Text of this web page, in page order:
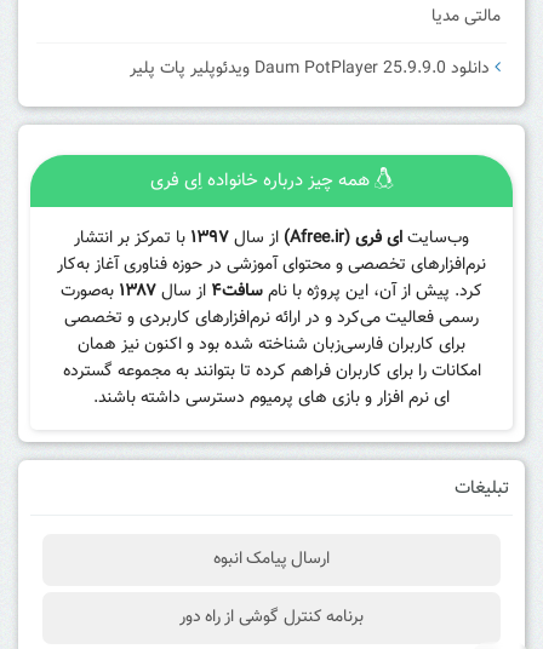
مالتی مدیا
دانلود Daum PotPlayer 25.9.9.0 ویدئوپلیر پات پلیر
همه چیز درباره خانواده اِی فری
وب‌سایتای فری (Afree.ir) از سال۱۳۹۷ با تمرکز بر انتشار
نرم‌افزارهای تخصصی و محتوای آموزشی در حوزه فناوری آغاز به‌کار
کرد. پیش از آن، این پروژه با نامسافت۴ از سال۱۳۸۷ به‌صورت
رسمی فعالیت می‌کرد و در ارائه نرم‌افزارهای کاربردی و تخصصی
برای کاربران فارسی‌زبان شناخته شده بود و اکنون نیز همان
امکانات را برای کاربران فراهم کرده تا بتوانند به مجموعه گسترده
ای نرم افزار و بازی های پرمیوم دسترسی داشته باشند.
تبلیغات
ارسال پیامک انبوه
برنامه کنترل گوشی از راه دور